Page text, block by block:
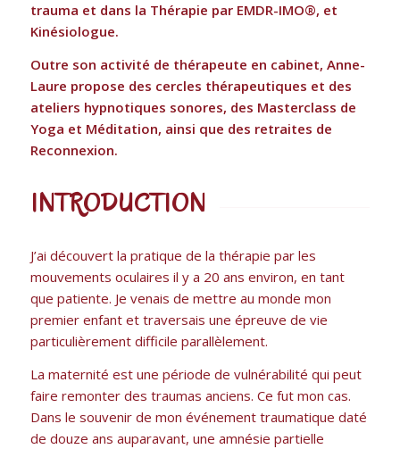
trauma et dans la Thérapie par EMDR-IMO®, et
Kinésiologue.
Outre son activité de thérapeute en cabinet, Anne-
Laure propose des cercles thérapeutiques et des
ateliers hypnotiques sonores, des Masterclass de
Yoga et Méditation, ainsi que des retraites de
Reconnexion.
INTRODUCTION
J’ai découvert la pratique de la thérapie par les
mouvements oculaires il y a 20 ans environ, en tant
que patiente. Je venais de mettre au monde mon
premier enfant et traversais une épreuve de vie
particulièrement difficile parallèlement.
La maternité est une période de vulnérabilité qui peut
faire remonter des traumas anciens. Ce fut mon cas.
Dans le souvenir de mon événement traumatique daté
de douze ans auparavant, une amnésie partielle